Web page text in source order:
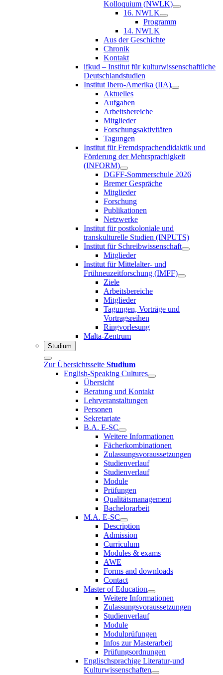
Kolloquium (NWLK)
16. NWLK
Programm
14. NWLK
Aus der Geschichte
Chronik
Kontakt
ifkud – Institut für kulturwissenschaftliche
Deutschlandstudien
Institut Ibero-Amerika (IIA)
Aktuelles
Aufgaben
Arbeitsbereiche
Mitglieder
Forschungsaktivitäten
Tagungen
Institut für Fremdsprachendidaktik und
Förderung der Mehrsprachigkeit
(INFORM)
DGFF-Sommerschule 2026
Bremer Gespräche
Mitglieder
Forschung
Publikationen
Netzwerke
Institut für postkoloniale und
transkulturelle Studien (INPUTS)
Institut für Schreibwissenschaft
Mitglieder
Institut für Mittelalter- und
Frühneuzeitforschung (IMFF)
Ziele
Arbeitsbereiche
Mitglieder
Tagungen, Vorträge und
Vortragsreihen
Ringvorlesung
Malta-Zentrum
Studium
Zur Übersichtsseite Studium
English-Speaking Cultures
Übersicht
Beratung und Kontakt
Lehrveranstaltungen
Personen
Sekretariate
B.A. E-SC
Weitere Informationen
Fächerkombinationen
Zulassungsvoraussetzungen
Studienverlauf
Studienverlauf
Module
Prüfungen
Qualitätsmanagement
Bachelorarbeit
M.A. E-SC
Description
Admission
Curriculum
Modules & exams
AWE
Forms and downloads
Contact
Master of Education
Weitere Informationen
Zulassungsvoraussetzungen
Studienverlauf
Module
Modulprüfungen
Infos zur Masterarbeit
Prüfungsordnungen
Englischsprachige Literatur-und
Kulturwissenschaften